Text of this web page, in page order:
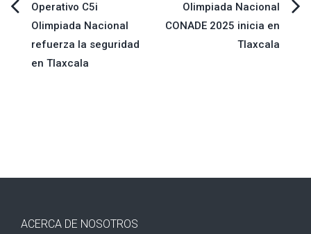
Navegación
de
Operativo C5i
Olimpiada Nacional
refuerza la seguridad
en Tlaxcala
Olimpiada Nacional
CONADE 2025 inicia en
Tlaxcala
ACERCA DE NOSOTROS